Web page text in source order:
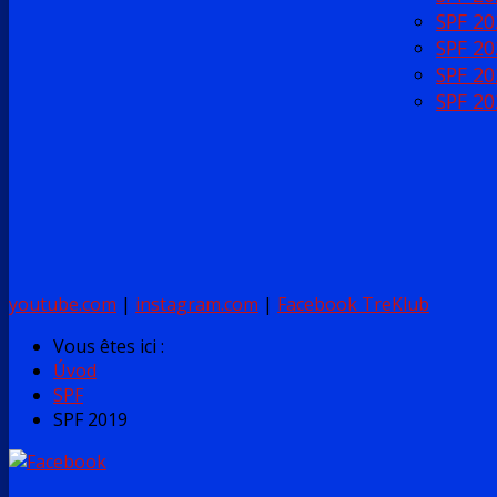
SPF
SPF
SPF
SPF
youtube.com | instagram.com | Facebook TreKlub
Vous êtes ici :
Úvod
SPF
SPF 2019